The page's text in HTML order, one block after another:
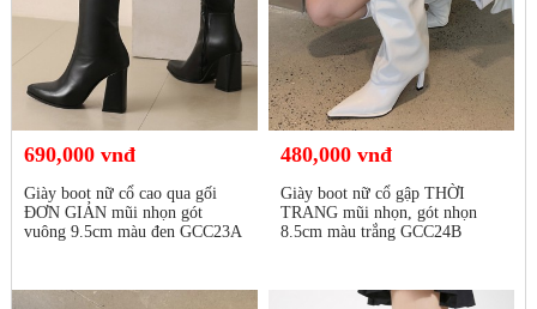
690,000 vnđ
Giày boot nữ cổ cao qua gối
ĐƠN GIẢN mũi nhọn gót
vuông 9.5cm màu đen GCC23A
480,000 vnđ
Giày boot nữ cổ gập THỜI
TRANG mũi nhọn, gót nhọn
8.5cm màu trắng GCC24B